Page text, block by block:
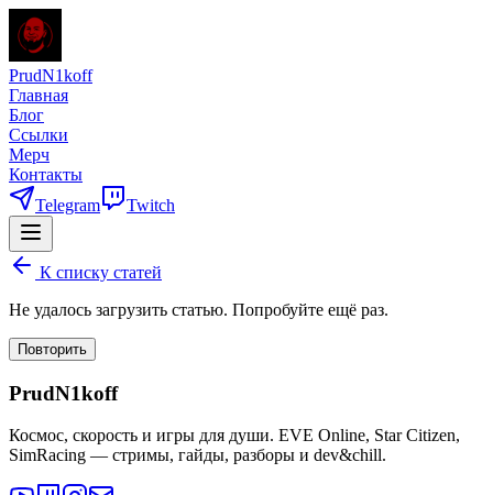
PrudN1koff
Главная
Блог
Ссылки
Мерч
Контакты
Telegram
Twitch
К списку статей
Не удалось загрузить статью. Попробуйте ещё раз.
Повторить
PrudN1koff
Космос, скорость и игры для души. EVE Online, Star Citizen,
SimRacing — стримы, гайды, разборы и dev&chill.